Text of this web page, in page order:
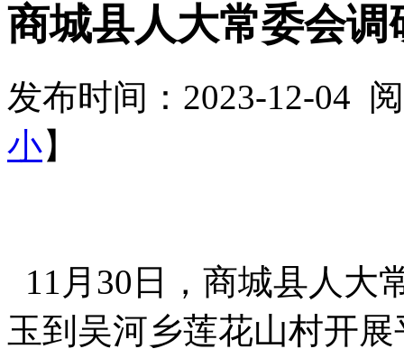
商城县人大常委会
发布时间：2023-12-04
小】
11月30日，商城县人大
玉到吴河乡莲花山村开